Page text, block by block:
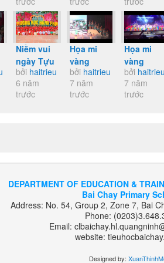
Trường
TH Bãi
Cháy
- TRƯỜNG
HỌC
HẠNH
PHÚC
gia Hội
khoẻ Phù
Đổng cấp
trường
nội...
Niềm vui
ngày Tựu
trường NH
2019-2020
bởi haitrieu
6 năm
trước
Họa mi
vàng
thành phố
2019 -
"Quảng
Đặc...
bởi haitrieu
7 năm
trước
Họa mi
vàng
thành phố
2019 "múa
bức tranh
bởi haitrieu
7 năm
trước
DEPARTMENT OF EDUCATION &
Bai Chay Primary
Address: No. 54, Group 2, Zone 7, Bai
Phone:
Email:
website:
Designed by: